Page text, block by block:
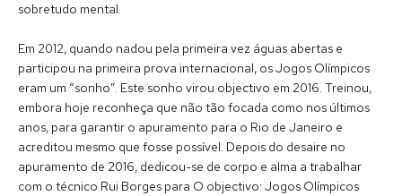
sobretudo mental.
Em 2012, quando nadou pela primeira vez águas abertas e
participou na primeira prova internacional, os Jogos Olímpicos
eram um “sonho”. Este sonho virou objectivo em 2016. Treinou,
embora hoje reconheça que não tão focada como nos últimos
anos, para garantir o apuramento para o Rio de Janeiro e
acreditou mesmo que fosse possível. Depois do desaire no
apuramento de 2016, dedicou-se de corpo e alma a trabalhar
com o técnico Rui Borges para O objectivo: Jogos Olímpicos